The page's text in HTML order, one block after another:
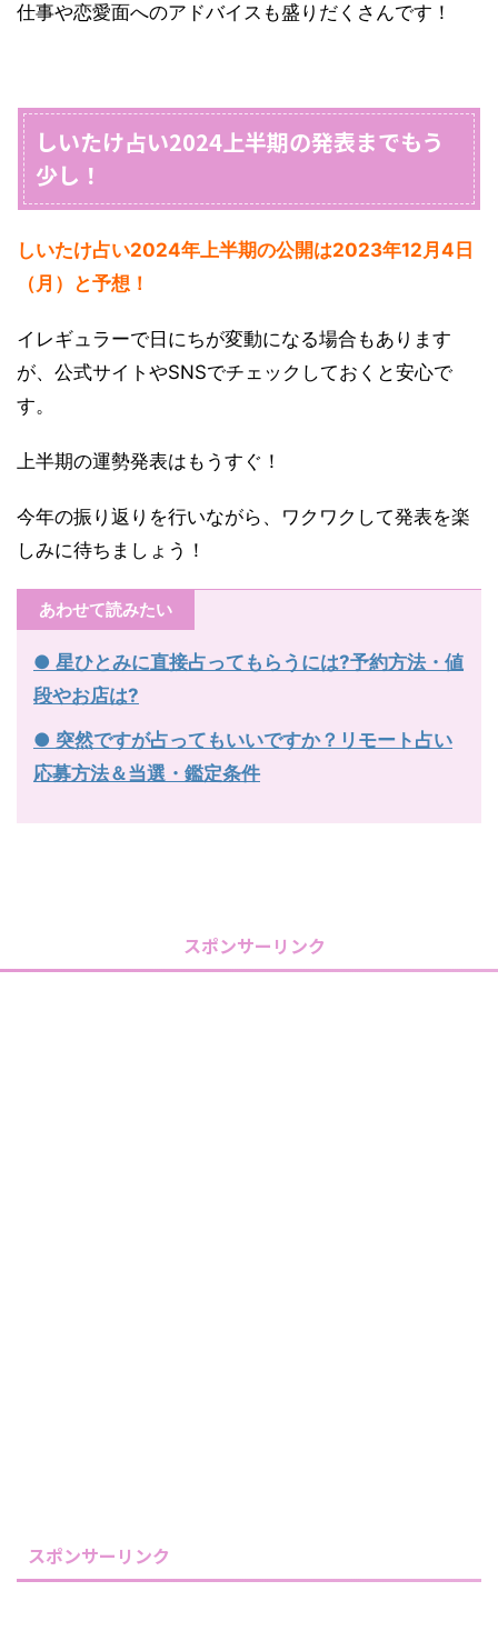
仕事や恋愛面へのアドバイスも盛りだくさんです！
しいたけ占い2024上半期の発表までもう
少し！
しいたけ占い2024年上半期の公開は2023年12月4日
（月）と予想！
イレギュラーで日にちが変動になる場合もあります
が、公式サイトやSNSでチェックしておくと安心で
す。
上半期の運勢発表はもうすぐ！
今年の振り返りを行いながら、ワクワクして発表を楽
しみに待ちましょう！
あわせて読みたい
● 星ひとみに直接占ってもらうには?予約方法・値
段やお店は?
● 突然ですが占ってもいいですか？リモート占い
応募方法＆当選・鑑定条件
スポンサーリンク
スポンサーリンク